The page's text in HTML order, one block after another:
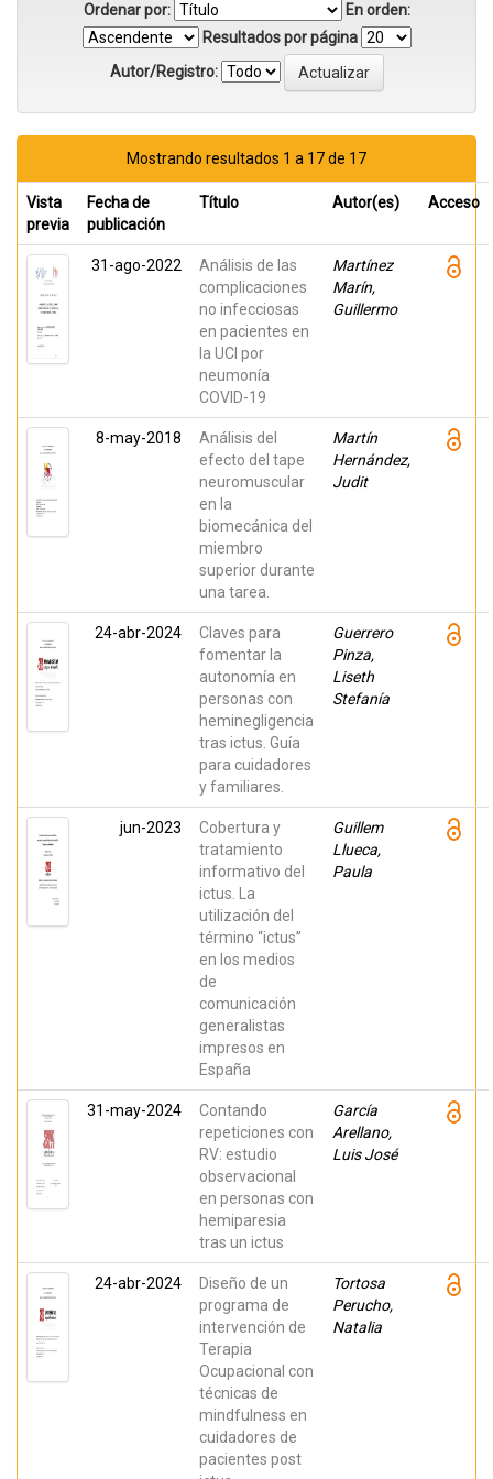
Ordenar por:
En orden:
Resultados por página
Autor/Registro:
Mostrando resultados 1 a 17 de 17
Vista
previa
Fecha de
publicación
Título Autor(es) Acceso
31-ago-2022
Análisis de las
complicaciones
no infecciosas
en pacientes en
la UCI por
neumonía
COVID-19
Martínez
Marín,
Guillermo
8-may-2018
Análisis del
efecto del tape
neuromuscular
en la
biomecánica del
miembro
superior durante
una tarea.
Martín
Hernández,
Judit
24-abr-2024
Claves para
fomentar la
autonomía en
personas con
heminegligencia
tras ictus. Guía
para cuidadores
y familiares.
Guerrero
Pinza,
Liseth
Stefanía
jun-2023
Cobertura y
tratamiento
informativo del
ictus. La
utilización del
término “ictus”
en los medios
de
comunicación
generalistas
impresos en
España
Guillem
Llueca,
Paula
31-may-2024
Contando
repeticiones con
RV: estudio
observacional
en personas con
hemiparesia
tras un ictus
García
Arellano,
Luis José
24-abr-2024
Diseño de un
programa de
intervención de
Terapia
Ocupacional con
técnicas de
mindfulness en
cuidadores de
pacientes post
Tortosa
Perucho,
Natalia